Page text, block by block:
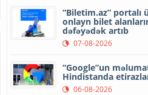
“Biletim.az” portalı
onlayn bilet
dəfəyədək artıb
07-08-2026
“Google”un
Hindistanda
06-08-2026